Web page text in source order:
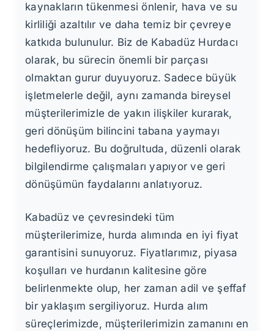
kaynakların tükenmesi önlenir, hava ve su
kirliliği azaltılır ve daha temiz bir çevreye
katkıda bulunulur. Biz de Kabadüz Hurdacı
olarak, bu sürecin önemli bir parçası
olmaktan gurur duyuyoruz. Sadece büyük
işletmelerle değil, aynı zamanda bireysel
müşterilerimizle de yakın ilişkiler kurarak,
geri dönüşüm bilincini tabana yaymayı
hedefliyoruz. Bu doğrultuda, düzenli olarak
bilgilendirme çalışmaları yapıyor ve geri
dönüşümün faydalarını anlatıyoruz.
Kabadüz ve çevresindeki tüm
müşterilerimize, hurda alımında en iyi fiyat
garantisini sunuyoruz. Fiyatlarımız, piyasa
koşulları ve hurdanın kalitesine göre
belirlenmekte olup, her zaman adil ve şeffaf
bir yaklaşım sergiliyoruz. Hurda alım
süreçlerimizde, müşterilerimizin zamanını en